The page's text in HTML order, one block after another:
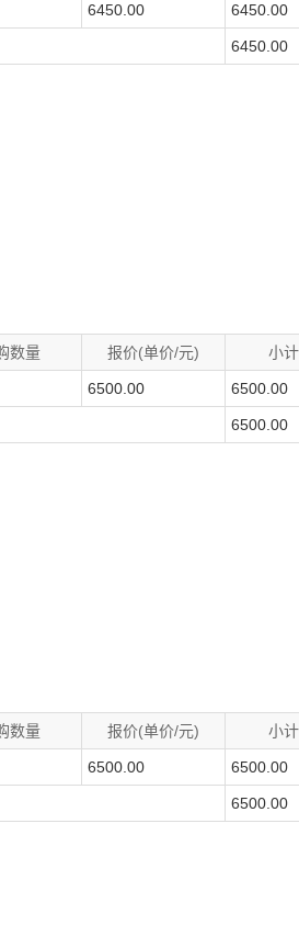
6450.00 6450.00
6450.00
数量 报价(单价/元) 小
6500.00 6500.00
6500.00
数量 报价(单价/元) 小
6500.00 6500.00
6500.00